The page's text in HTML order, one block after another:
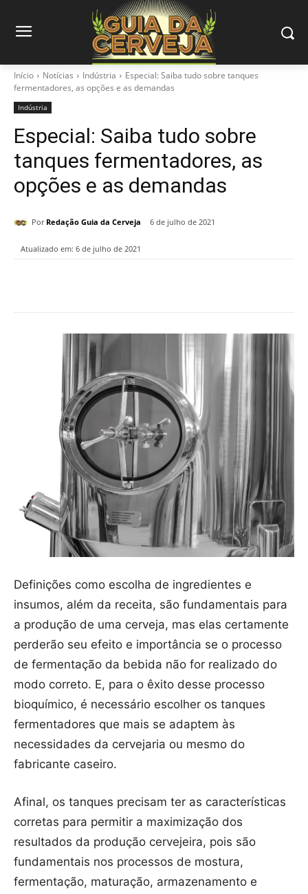
Início Notícias Indústria
Especial: Saiba tudo sobre tanques
fermentadores, as opções e as demandas
Indústria
Especial: Saiba tudo sobre
tanques fermentadores, as
opções e as demandas
Por Redação Guia da Cerveja 6 de julho de 2021
Atualizado em: 6 de julho de 2021
Definições como escolha de ingredientes e
insumos, além da receita, são fundamentais para
a produção de uma cerveja, mas elas certamente
perderão seu efeito e importância se o processo
de fermentação da bebida não for realizado do
modo correto. E, para o êxito desse processo
bioquímico, é necessário escolher os tanques
fermentadores que mais se adaptem às
necessidades da cervejaria ou mesmo do
fabricante caseiro.
Afinal, os tanques precisam ter as características
corretas para permitir a maximização dos
resultados da produção cervejeira, pois são
fundamentais nos processos de mostura,
fermentação, maturação, armazenamento e